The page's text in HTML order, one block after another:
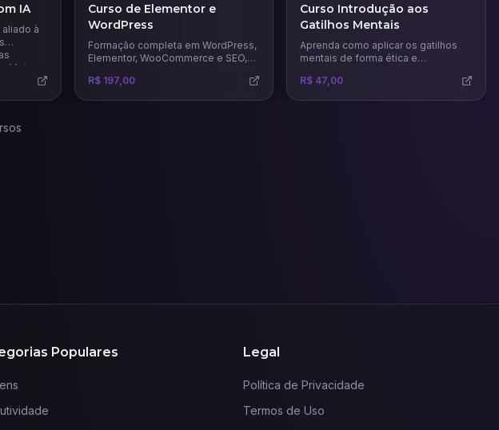
IA
à
Meta
Curso de Elementor e
WordPress
Formação completa em WordPress,
Elementor, WooCommerce e SEO,
venda, landing pages, sites
R$ 197,00
Curso Introdução aos
Gatilhos Mentais
Aprenda como aplicar os gatilhos
mentais de forma ética e
decisões, aumentar suas vendas e
R$ 47,00
Populares Legal
Política de Privacidade
Termos de Uso